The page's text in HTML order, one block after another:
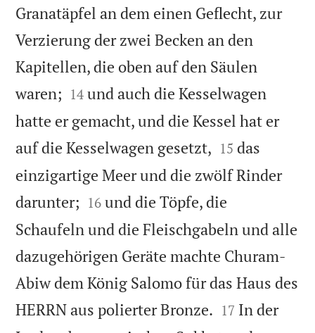
Granatäpfel an dem einen Geflecht, zur
Verzierung der zwei Becken an den
Kapitellen, die oben auf den Säulen
waren; 

14 und auch die Kesselwagen
hatte er gemacht, und die Kessel hat er
auf die Kesselwagen gesetzt, 

15 das
einzigartige Meer und die zwölf Rinder
darunter; 

16 und die Töpfe, die
Schaufeln und die Fleischgabeln und alle
dazugehörigen Geräte machte Churam-
Abiw dem König Salomo für das Haus des
HERRN aus polierter Bronze. 

17 In der